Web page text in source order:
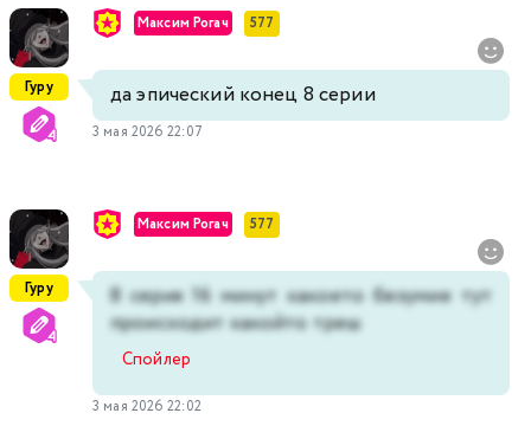
Гуру
Максим Рогач 577
да эпический конец 8 серии
3 мая 2026 22:07
Гуру
Максим Рогач 577
8 серия 16 минут какоето безумие тут
происходит какойто треш
Спойлер
3 мая 2026 22:02